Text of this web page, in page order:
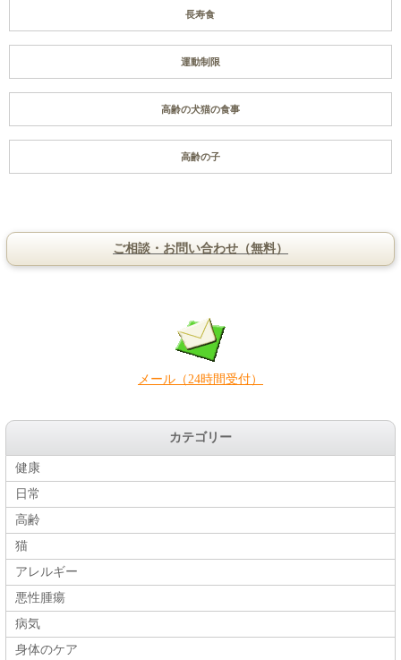
長寿食
運動制限
高齢の犬猫の食事
高齢の子
ご相談・お問い合わせ（無料）
メール（24時間受付）
カテゴリー
健康
日常
高齢
猫
アレルギー
悪性腫瘍
病気
身体のケア